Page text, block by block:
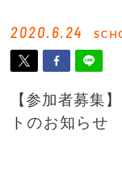
2020.6.24
【参加者募集
トのお知らせ